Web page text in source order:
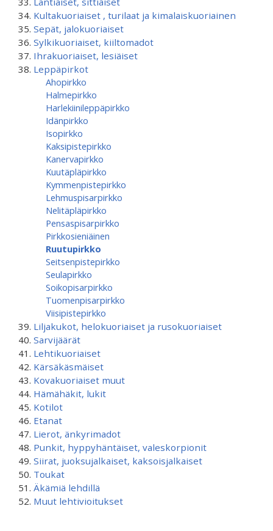
Kultakuoriaiset , turilaat ja kimalaiskuoriainen
Sepät, jalokuoriaiset
Sylkikuoriaiset, kiiltomadot
Ihrakuoriaiset, lesiäiset
Leppäpirkot
Ahopirkko
Halmepirkko
Harlekiinileppäpirkko
Idänpirkko
Isopirkko
Kaksipistepirkko
Kanervapirkko
Kuutäpläpirkko
Kymmenpistepirkko
Lehmuspisarpirkko
Nelitäpläpirkko
Pensaspisarpirkko
Pirkkosieniäinen
Ruutupirkko
Seitsenpistepirkko
Seulapirkko
Soikopisarpirkko
Tuomenpisarpirkko
Viisipistepirkko
Liljakukot, helokuoriaiset ja rusokuoriaiset
Sarvijäärät
Lehtikuoriaiset
Kärsäkäsmäiset
Kovakuoriaiset muut
Hämähäkit, lukit
Kotilot
Etanat
Lierot, änkyrimadot
Punkit, hyppyhäntäiset, valeskorpionit
Siirat, juoksujalkaiset, kaksoisjalkaiset
Toukat
Äkämiä lehdillä
Muut lehtivioitukset